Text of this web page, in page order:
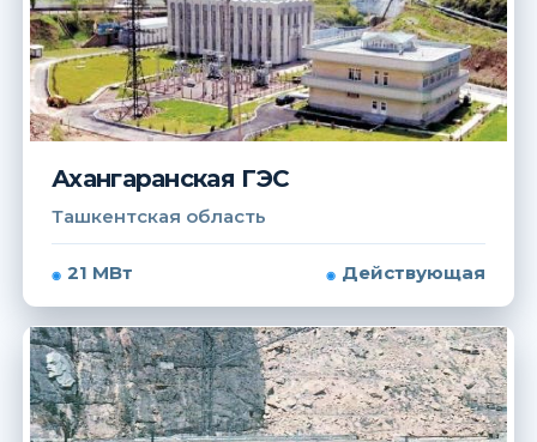
Ахангаранская ГЭС
Ташкентская область
21 МВт Действующая